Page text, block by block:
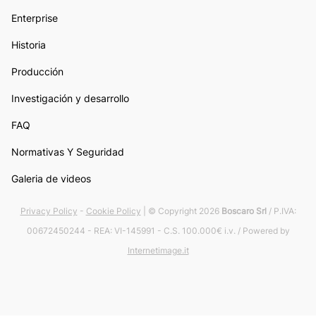
Enterprise
Historia
Producción
Investigación y desarrollo
FAQ
Normativas Y Seguridad
Galeria de videos
Privacy Policy - Cookie Policy | © Copyright 2026 Boscaro Srl / P.IVA:
00672450244 - REA: VI-145991 - C.S. 100.000€ i.v. / Powered by
Internetimage.it